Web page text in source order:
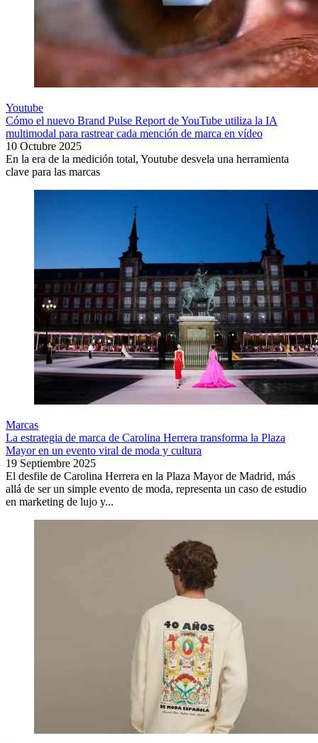
Youtube
Cómo el nuevo Brand Pulse Report de YouTube utiliza la IA
multimodal para rastrear cada mención de marca en vídeo
10 Octubre 2025
En la era de la medición total, Youtube desvela una herramienta
clave para las marcas
Marcas
La estrategia de marca de Carolina Herrera transforma la Plaza
Mayor en un evento viral de moda y cultura
19 Septiembre 2025
El desfile de Carolina Herrera en la Plaza Mayor de Madrid, más
allá de ser un simple evento de moda, representa un caso de estudio
en marketing de lujo y...